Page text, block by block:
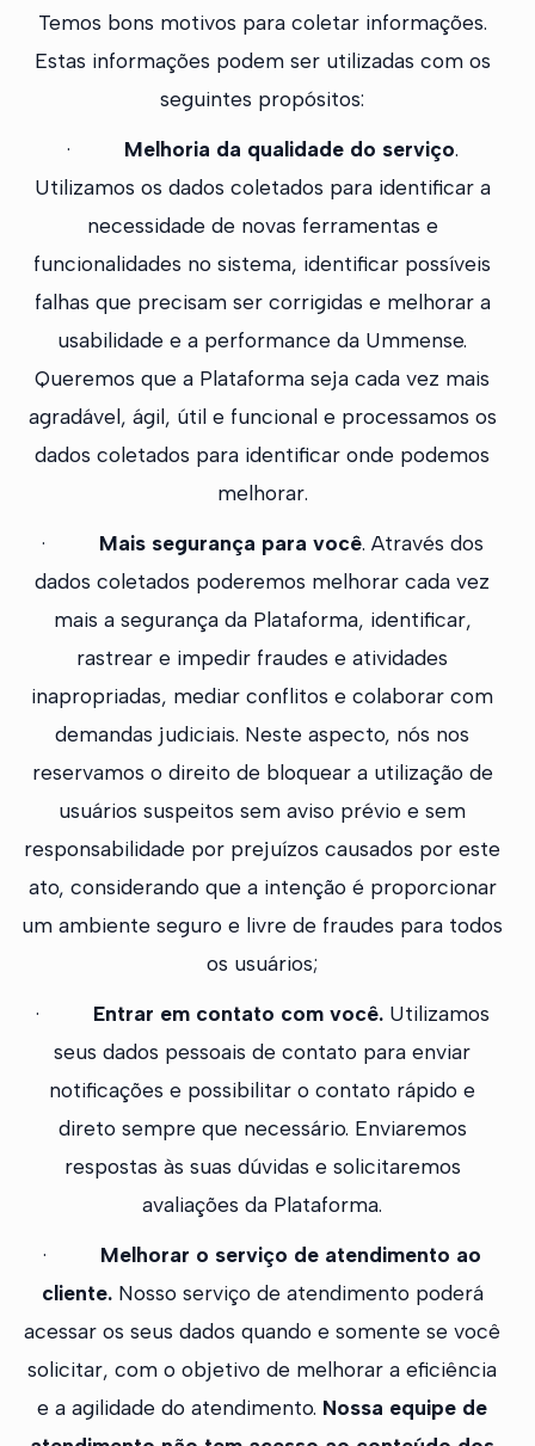
Temos bons motivos para coletar informações.
Estas informações podem ser utilizadas com os
seguintes propósitos:
· Melhoria da qualidade do serviço.
Utilizamos os dados coletados para identificar a
necessidade de novas ferramentas e
funcionalidades no sistema, identificar possíveis
falhas que precisam ser corrigidas e melhorar a
usabilidade e a performance da Ummense.
Queremos que a Plataforma seja cada vez mais
agradável, ágil, útil e funcional e processamos os
dados coletados para identificar onde podemos
melhorar.
· Mais segurança para você. Através dos
dados coletados poderemos melhorar cada vez
mais a segurança da Plataforma, identificar,
rastrear e impedir fraudes e atividades
inapropriadas, mediar conflitos e colaborar com
demandas judiciais. Neste aspecto, nós nos
reservamos o direito de bloquear a utilização de
usuários suspeitos sem aviso prévio e sem
responsabilidade por prejuízos causados por este
ato, considerando que a intenção é proporcionar
um ambiente seguro e livre de fraudes para todos
os usuários;
· Entrar em contato com você.Utilizamos
seus dados pessoais de contato para enviar
notificações e possibilitar o contato rápido e
direto sempre que necessário. Enviaremos
respostas às suas dúvidas e solicitaremos
avaliações da Plataforma.
· Melhorar o serviço de atendimento ao
cliente.Nosso serviço de atendimento poderá
acessar os seus dados quando e somente se você
solicitar, com o objetivo de melhorar a eficiência
e a agilidade do atendimento. Nossa equipe de